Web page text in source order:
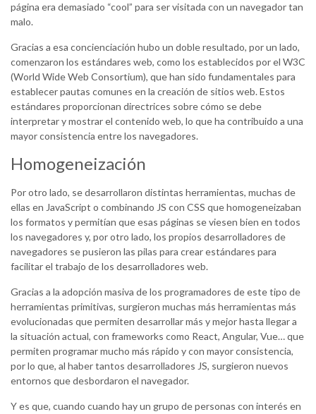
página era demasiado “cool” para ser visitada con un navegador tan
malo.
Gracias a esa concienciación hubo un doble resultado, por un lado,
comenzaron los estándares web, como los establecidos por el W3C
(World Wide Web Consortium), que han sido fundamentales para
establecer pautas comunes en la creación de sitios web. Estos
estándares proporcionan directrices sobre cómo se debe
interpretar y mostrar el contenido web, lo que ha contribuido a una
mayor consistencia entre los navegadores.
Homogeneización
Por otro lado, se desarrollaron distintas herramientas, muchas de
ellas en JavaScript o combinando JS con CSS que homogeneizaban
los formatos y permitían que esas páginas se viesen bien en todos
los navegadores y, por otro lado, los propios desarrolladores de
navegadores se pusieron las pilas para crear estándares para
facilitar el trabajo de los desarrolladores web.
Gracias a la adopción masiva de los programadores de este tipo de
herramientas primitivas, surgieron muchas más herramientas más
evolucionadas que permiten desarrollar más y mejor hasta llegar a
la situación actual, con frameworks como React, Angular, Vue… que
permiten programar mucho más rápido y con mayor consistencia,
por lo que, al haber tantos desarrolladores JS, surgieron nuevos
entornos que desbordaron el navegador.
Y es que, cuando cuando hay un grupo de personas con interés en